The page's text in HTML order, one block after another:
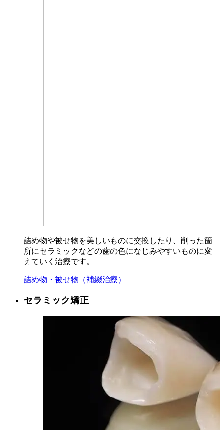
詰め物や被せ物を美しいものに交換したり、削った箇
所にセラミックなどの歯の色になじみやすいものに変
えていく治療です。
詰め物・被せ物（補綴治療）
セラミック矯正